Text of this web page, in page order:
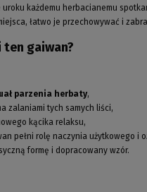
każdemu herbacianemu
łatwo je przechowywać i
gaiwan?
parzenia herbaty,
zalaniami tych samych liści,
kącika relaksu,
pełni rolę naczynia użytkowego i
formę i dopracowany wzór.